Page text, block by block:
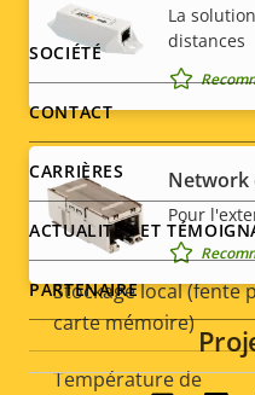
Description
de la
propriété
Cryptage HTTPS
Norme IEEE 802.1x
Général
Description
de la
propriété
Éclairage IR intégré
Stockage local (fente
carte mémoire)
Température de
La
distances
Network
Pour
Footer
menu
SOCIÉTÉ
CONTACT
CARRIÈRES
ACTUALITÉS ET
PARTENAIRE